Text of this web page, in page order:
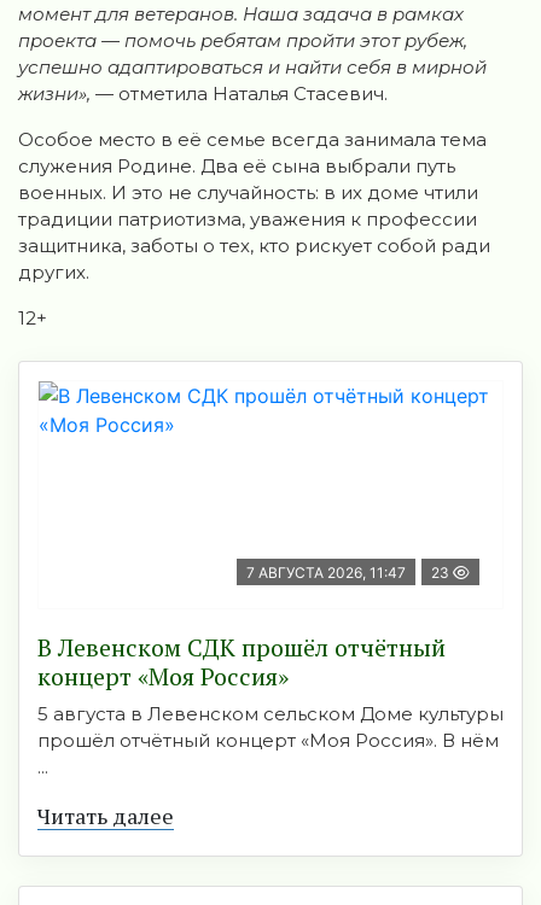
момент для ветеранов. Наша задача в рамках
проекта — помочь ребятам пройти этот рубеж,
успешно адаптироваться и найти себя в мирной
жизни», — отметила Наталья Стасевич.
Особое место в её семье всегда занимала тема
служения Родине. Два её сына выбрали путь
военных. И это не случайность: в их доме чтили
традиции патриотизма, уважения к профессии
защитника, заботы о тех, кто рискует собой ради
других.
12+
7 АВГУСТА 2026, 11:47 23
В Левенском СДК прошёл отчётный
концерт «Моя Россия»
5 августа в Левенском сельском Доме культуры
прошёл отчётный концерт «Моя Россия». В нём
...
Читать далее